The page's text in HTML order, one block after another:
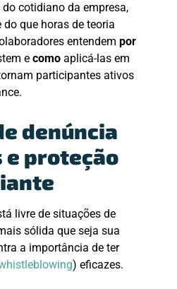
cotidiano da empresa,
que horas de teoria
entendem por
e comoaplicá-las em
participantes ativos
denúncia
proteção
livre de situações de
sólida que seja sua
a importância de ter
) eficazes.